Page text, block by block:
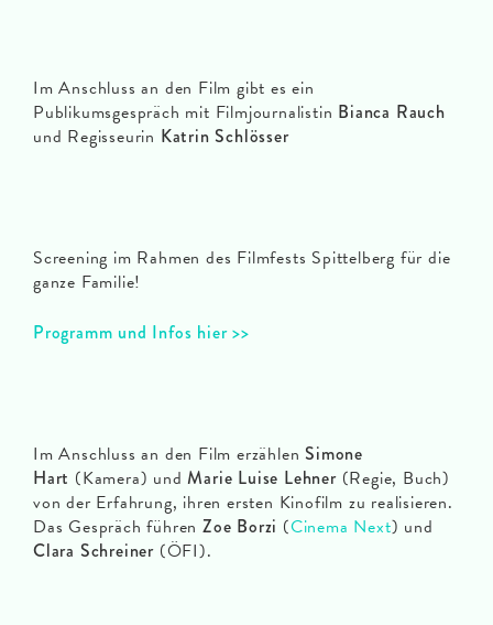
Im Anschluss an den Film gibt es ein
Publikumsgespräch mit Filmjournalistin Bianca Rauch
und Regisseurin Katrin Schlösser
Screening im Rahmen des Filmfests Spittelberg für die
ganze Familie!
Programm und Infos hier >>
Im Anschluss an den Film erzählenSimone
Hart (Kamera) undMarie Luise Lehner (Regie, Buch)
von der Erfahrung, ihren ersten Kinofilm zu realisieren.
Das Gespräch führenZoe Borzi (Cinema Next) und
Clara Schreiner (ÖFI).